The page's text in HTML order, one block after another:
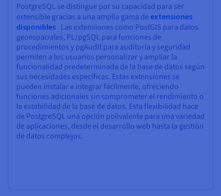
PostgreSQL se distingue por su capacidad para ser
extensible gracias a una amplia gama de extensiones
disponibles . Las extensiones como PostGIS para datos
geoespaciales, PL/pgSQL para funciones de
procedimientos y pgAudit para auditoría y seguridad
permiten a los usuarios personalizar y ampliar la
funcionalidad predeterminada de la base de datos según
sus necesidades específicas. Estas extensiones se
pueden instalar e integrar fácilmente, ofreciendo
funciones adicionales sin comprometer el rendimiento o
la estabilidad de la base de datos. Esta flexibilidad hace
de PostgreSQL una opción polivalente para una variedad
de aplicaciones, desde el desarrollo web hasta la gestión
de datos complejos.